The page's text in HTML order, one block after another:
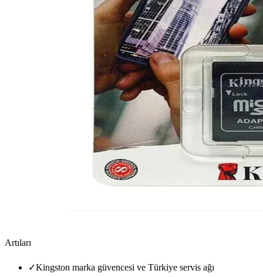
Artıları
✓Kingston marka güvencesi ve Türkiye servis ağı